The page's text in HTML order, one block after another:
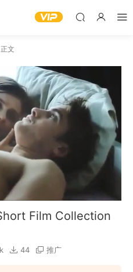
正文
Film Collection
44 推广